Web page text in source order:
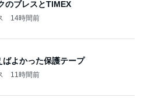
のブレスとTIMEX
14時間前
ばよかった保護テープ
11時間前